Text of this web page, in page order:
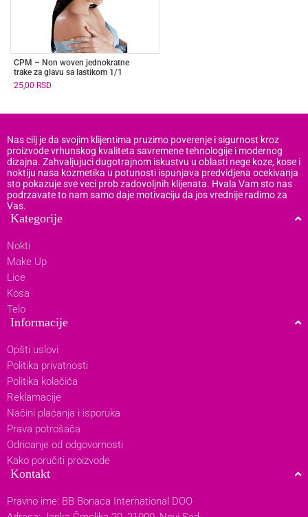
CPM – Non woven jednokratne
trake za glavu sa lastikom 1/1
25,00 RSD
Nas cilj je da svojim klijentima pruzimo poverenje i sigurnost kroz
proizvode vrhunskog kvaliteta savremene tehnologije i modernog
dizajna. Zahvaljujuci dugotrajnom iskustvu u oblasti nege koze, kose i
noktiju nasa kozmetika u potunosti ispunjava predvidjena ocekivanja
sto pokazuje sve veci prob zadovoljnih klijenata. Hvala Vam sto nas
podrzavate to nam samo daje motivaciju da jos vrednije radimo za
Vas.
Kategorije
Nokti
Make Up
Lice
Kosa
Telo
Informacije
Opšti uslovi
Politika privatnosti
Politika kolačića
Reklamacije
Načini plaćanja i isporuka
Prava potrošača
Odricanje od odgovornosti
Kako poručiti proizvode
Kontakt
Pravno ime: BB Bonaca International DOO